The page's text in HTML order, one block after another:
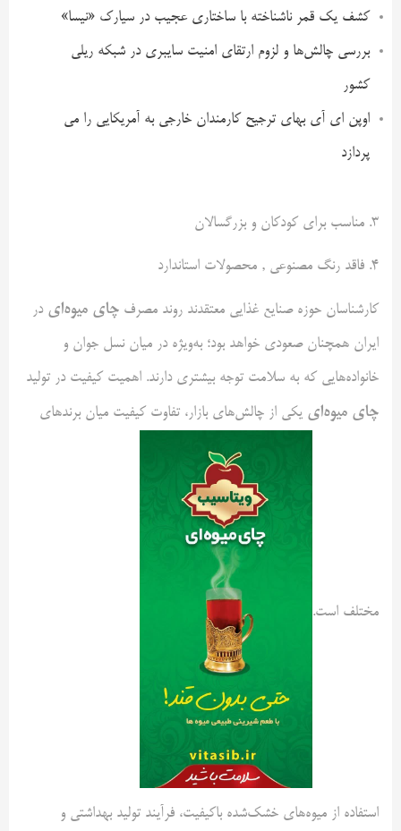
کشف یک قمر ناشناخته با ساختاری عجیب در سیارک «نیسا»
بررسی چالش‌ها و لزوم ارتقای امنیت سایبری در شبکه ریلی
کشور
اوپن ای آی بهای ترجیح کارمندان خارجی به آمریکایی را می
پردازد
۳. مناسب برای کودکان و بزرگسالان
۴. فاقد رنگ مصنوعی , محصولات استاندارد
کارشناسان حوزه صنایع غذایی معتقدند روند مصرف چای میوه‌ای در
ایران همچنان صعودی خواهد بود؛ به‌ویژه در میان نسل جوان و
خانواده‌هایی که به سلامت توجه بیشتری دارند. اهمیت کیفیت در تولید
چای میوه‌ای یکی از چالش‌های بازار، تفاوت کیفیت میان برندهای
مختلف است.
استفاده از میوه‌های خشک‌شده باکیفیت، فرآیند تولید بهداشتی و